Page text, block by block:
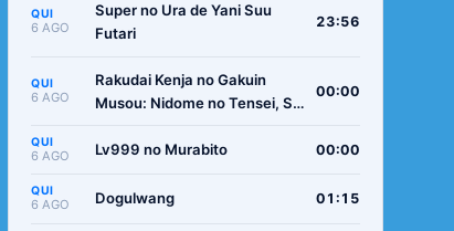
QUI
6 AGO
Super no Ura de Yani Suu
Futari
23:56
QUI
6 AGO
Rakudai Kenja no Gakuin
Musou: Nidome no Tensei, S-
Boukenroku
00:00
QUI
6 AGO Lv999 no Murabito 00:00
QUI
6 AGO Dogulwang 01:15